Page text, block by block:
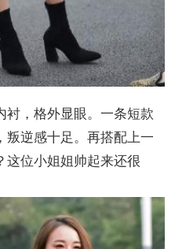
，格外显眼。一条短款
叛逆感十足。再搭配上一
这位小姐姐帅起来还很